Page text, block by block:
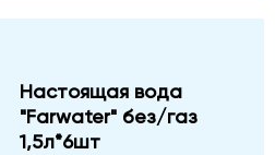
Настоящая вода
"Farwater" без/газ
1,5л*6шт